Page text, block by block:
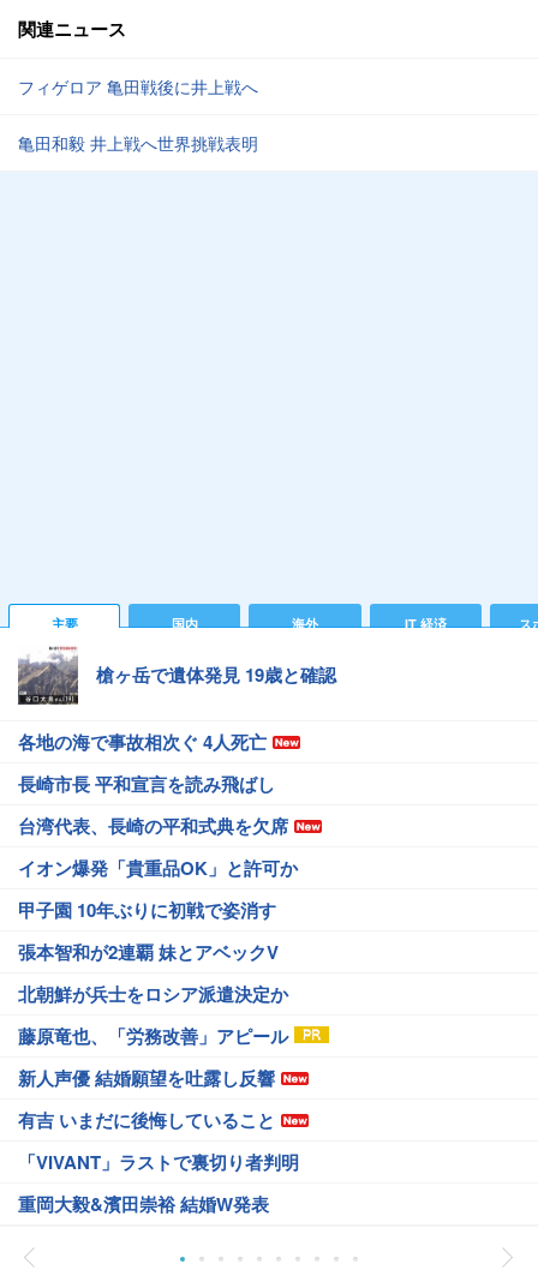
関連ニュース
フィゲロア 亀田戦後に井上戦へ
亀田和毅 井上戦へ世界挑戦表明
主要 国内 海外 IT 経済 ス
槍ヶ岳で遺体発見 19歳と確認
各地の海で事故相次ぐ 4人死亡
長崎市長 平和宣言を読み飛ばし
台湾代表、長崎の平和式典を欠席
イオン爆発「貴重品OK」と許可か
甲子園 10年ぶりに初戦で姿消す
張本智和が2連覇 妹とアベックV
北朝鮮が兵士をロシア派遣決定か
藤原竜也、「労務改善」アピール
新人声優 結婚願望を吐露し反響
有吉 いまだに後悔していること
「VIVANT」ラストで裏切り者判明
重岡大毅&濱田崇裕 結婚W発表